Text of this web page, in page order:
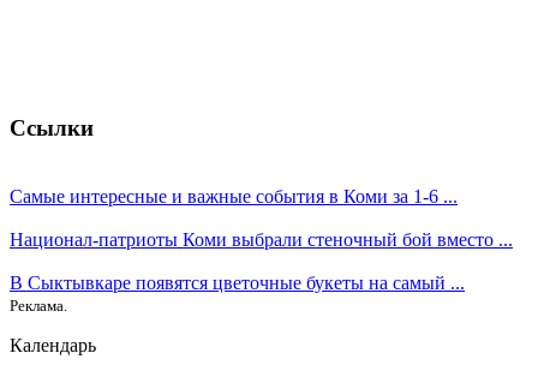
Ссылки
Самые интересные и важные события в Коми за 1-6 ...
Национал-патриоты Коми выбрали стеночный бой вместо ...
В Сыктывкаре появятся цветочные букеты на самый ...
Реклама.
Календарь